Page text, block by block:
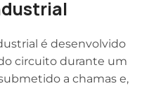
é desenvolvido
circuito durante um
a chamas e,